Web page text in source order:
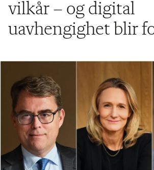
vilkår – og digital
uavhengighet blir